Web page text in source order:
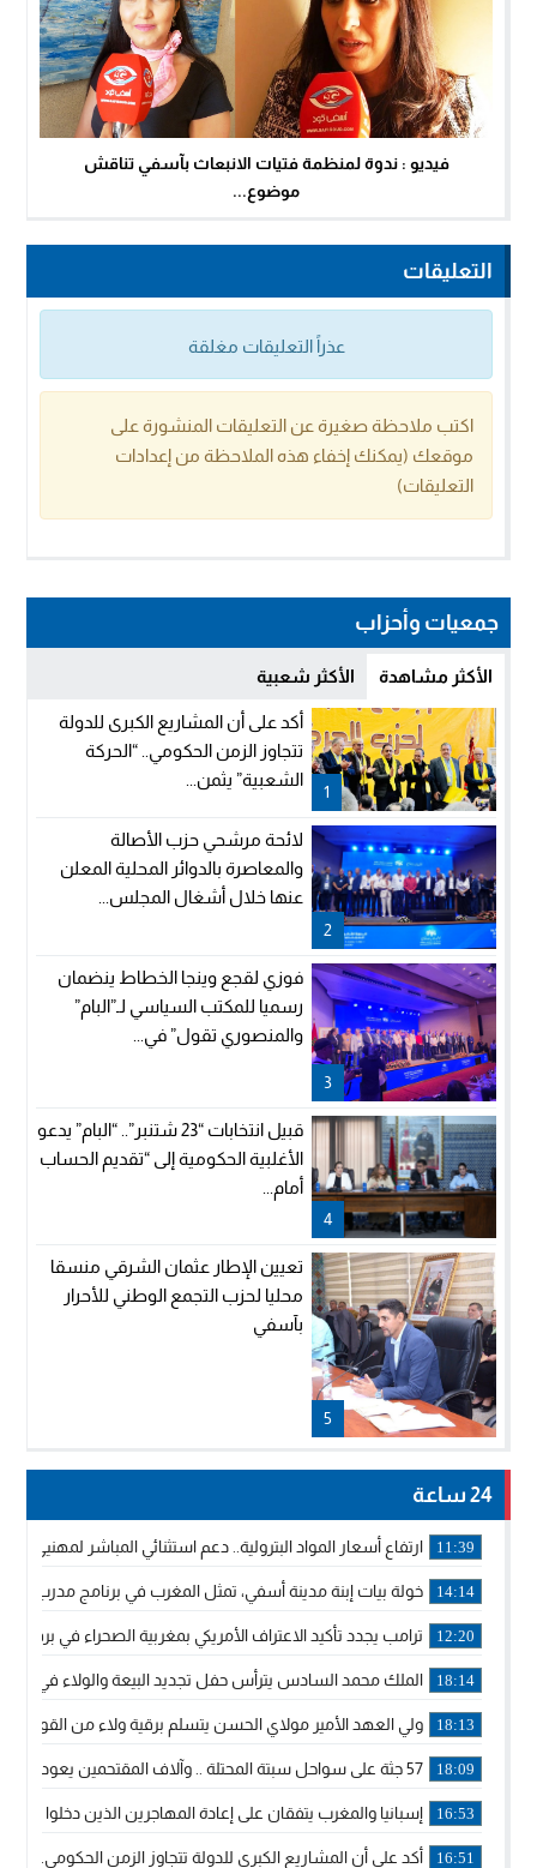
فيديو : ندوة لمنظمة فتيات الانبعاث بآسفي تناقش
موضوع...
التعليقات
عذراً التعليقات مغلقة
اكتب ملاحظة صغيرة عن التعليقات المنشورة على
موقعك (يمكنك إخفاء هذه الملاحظة من إعدادات
التعليقات)
جمعيات وأحزاب
الأكثر مشاهدة الأكثر شعبية
1
أكد على أن المشاريع الكبرى للدولة
تتجاوز الزمن الحكومي.. “الحركة
الشعبية” يثمن...
2
لائحة مرشحي حزب الأصالة
والمعاصرة بالدوائر المحلية المعلن
عنها خلال أشغال المجلس...
3
فوزي لقجع وينجا الخطاط ينضمان
رسميا للمكتب السياسي لـ”البام”
والمنصوري تقول” في...
4
قبيل انتخابات “23 شتنبر”.. “البام” يدعو
الأغلبية الحكومية إلى “تقديم الحساب
أمام...
5
تعيين الإطار عثمان الشرقي منسقا
محليا لحزب التجمع الوطني للأحرار
بآسفي
24 ساعة
11:39 ارتفاع أسعار المواد البترولية.. دعم استثنائي المباشر لمهنيي
14:14 خولة بيات إبنة مدينة أسفي، تمثل المغرب في برنامج مدرب
12:20 ترامب يجدد تأكيد الاعتراف الأمريكي بمغربية الصحراء في برقية
18:14 الملك محمد السادس يترأس حفل تجديد البيعة والولاء في
18:13 ولي العهد الأمير مولاي الحسن يتسلم برقية ولاء من القوات
18:09 57 جثة على سواحل سبتة المحتلة .. وآلاف المقتحمين يعودون إلى المغرب
16:53 إسبانيا والمغرب يتفقان على إعادة المهاجرين الذين دخلوا سبتة
16:51 أكد على أن المشاريع الكبرى للدولة تتجاوز الزمن الحكومي..